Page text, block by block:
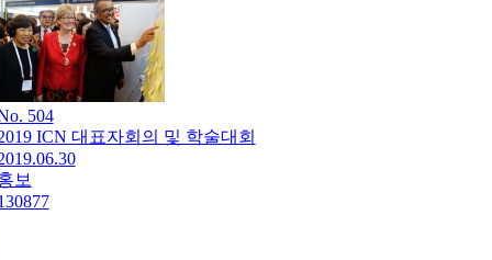
504
ICN 대표자회의 및 학술대회
보